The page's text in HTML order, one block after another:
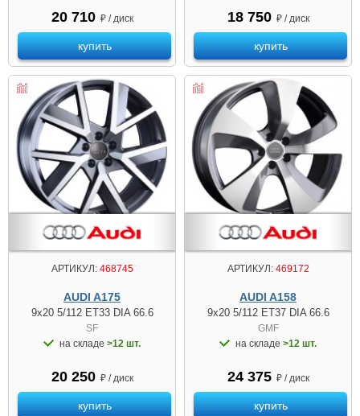
20 710 ₽ / диск
купить
18 750 ₽ / диск
купить
АРТИКУЛ:468745
AUDI A175
9x20 5/112 ET33 DIA 66.6
SF
на складе >12 шт.
20 250 ₽ / диск
купить
АРТИКУЛ:469172
AUDI A158
9x20 5/112 ET37 DIA 66.6
GMF
на складе >12 шт.
24 375 ₽ / диск
купить